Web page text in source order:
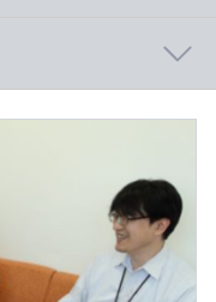
って、高品質・高信
ではありません）
45分）
00～15：00）